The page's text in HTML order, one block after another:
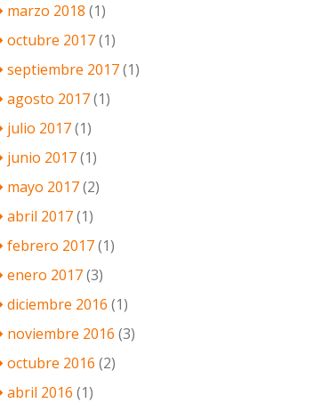
marzo 2018 (1)
octubre 2017(1)
septiembre 2017(1)
agosto 2017(1)
julio 2017(1)
junio 2017(1)
mayo 2017(2)
abril 2017(1)
febrero 2017(1)
enero 2017(3)
diciembre 2016 (1)
noviembre 2016 (3)
octubre 2016 (2)
abril 2016 (1)